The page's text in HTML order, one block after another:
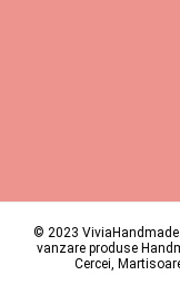
© 2023
vanzare produse
Cercei,